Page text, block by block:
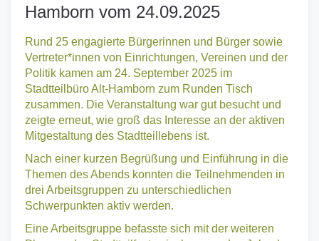
Hamborn vom 24.09.2025
Rund 25 engagierte Bürgerinnen und Bürger sowie
Vertreter*innen von Einrichtungen, Vereinen und der
Politik kamen am 24. September 2025 im
Stadtteilbüro Alt-Hamborn zum Runden Tisch
zusammen. Die Veranstaltung war gut besucht und
zeigte erneut, wie groß das Interesse an der aktiven
Mitgestaltung des Stadtteillebens ist.
Nach einer kurzen Begrüßung und Einführung in die
Themen des Abends konnten die Teilnehmenden in
drei Arbeitsgruppen zu unterschiedlichen
Schwerpunkten aktiv werden.
Eine Arbeitsgruppe befasste sich mit der weiteren